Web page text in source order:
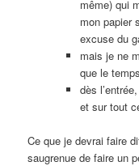
même) qui
mon papier
excuse du
mais je ne
que le
dès
et sur tout
Ce que je devrai faire
saugrenue de faire un